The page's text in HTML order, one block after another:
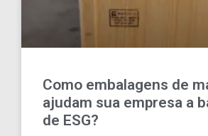
Como embalagens de
ajudam sua empresa a
de ESG?